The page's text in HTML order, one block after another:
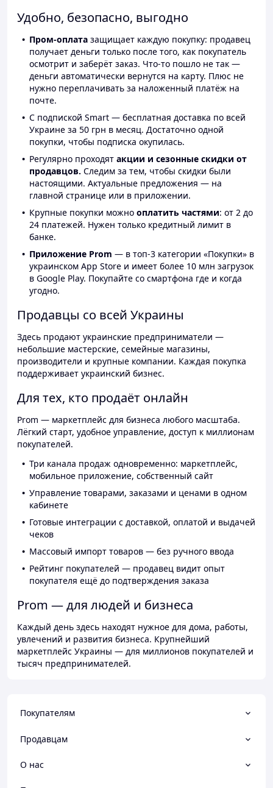
Удобно, безопасно, выгодно
Пром-оплата защищает каждую покупку: продавец
получает деньги только после того, как покупатель
осмотрит и заберёт заказ. Что-то пошло не так —
деньги автоматически вернутся на карту. Плюс не
нужно переплачивать за наложенный платёж на
почте.
С подпиской Smart — бесплатная доставка по всей
Украине за 50 грн в месяц. Достаточно одной
покупки, чтобы подписка окупилась.
Регулярно проходят акции и сезонные скидки от
продавцов. Следим за тем, чтобы скидки были
настоящими. Актуальные предложения — на
главной странице или в приложении.
Крупные покупки можно оплатить частями: от 2 до
24 платежей. Нужен только кредитный лимит в
банке.
Приложение Prom — в топ-3 категории «Покупки» в
украинском App Store и имеет более 10 млн загрузок
в Google Play. Покупайте со смартфона где и когда
угодно.
Продавцы со всей Украины
Здесь продают украинские предприниматели —
небольшие мастерские, семейные магазины,
производители и крупные компании. Каждая покупка
поддерживает украинский бизнес.
Для тех, кто продаёт онлайн
Prom — маркетплейс для бизнеса любого масштаба.
Лёгкий старт, удобное управление, доступ к миллионам
покупателей.
Три канала продаж одновременно: маркетплейс,
мобильное приложение, собственный сайт
Управление товарами, заказами и ценами в одном
кабинете
Готовые интеграции с доставкой, оплатой и выдачей
чеков
Массовый импорт товаров — без ручного ввода
Рейтинг покупателей — продавец видит опыт
покупателя ещё до подтверждения заказа
Prom — для людей и бизнеса
Каждый день здесь находят нужное для дома, работы,
увлечений и развития бизнеса. Крупнейший
маркетплейс Украины — для миллионов покупателей и
тысяч предпринимателей.
Покупателям
Продавцам
О нас